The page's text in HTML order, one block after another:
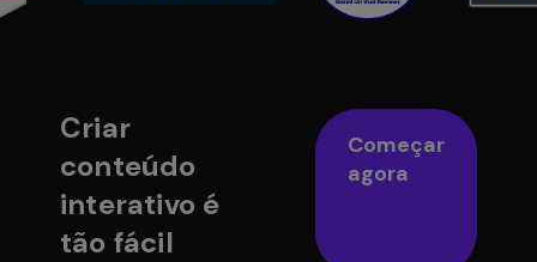
Criar
conteúdo
interativo é
tão fácil
Começar
agora